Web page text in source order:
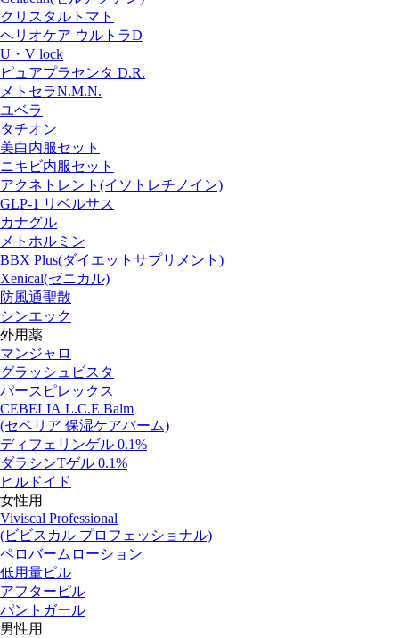
クリスタルトマト
ヘリオケア ウルトラD
U・V lock
ピュアプラセンタ D.R.
メトセラN.M.N.
ユベラ
タチオン
美白内服セット
ニキビ内服セット
アクネトレント(イソトレチノイン)
GLP-1 リベルサス
カナグル
メトホルミン
BBX Plus(ダイエットサプリメント)
Xenical(ゼニカル)
防風通聖散
シンエック
外用薬
マンジャロ
グラッシュビスタ
パースピレックス
CEBELIA L.C.E Balm
(セベリア 保湿ケアバーム)
ディフェリンゲル 0.1%
ダラシンTゲル 0.1%
ヒルドイド
女性用
Viviscal Professional
(ビビスカル プロフェッショナル)
ペロバームローション
低用量ピル
アフターピル
パントガール
男性用